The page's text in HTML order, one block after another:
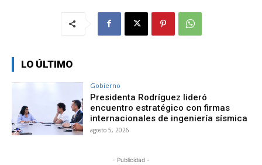
LO ÚLTIMO
Gobierno
Presidenta Rodríguez lideró
encuentro estratégico con firmas
internacionales de ingeniería sísmica
agosto 5, 2026
- Publicidad -